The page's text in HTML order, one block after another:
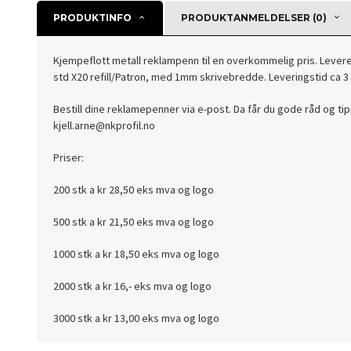
PRODUKTINFO PRODUKTANMELDELSER (0)
Kjempeflott metall reklampenn til en overkommelig pris.
std X20 refill/Patron, med 1mm skrivebredde. Leveringstid ca
Bestill dine reklamepenner via e-post. Da får du gode råd og
kjell.arne@nkprofil.no
Priser:
200 stk a kr 28,50 eks mva og logo
500 stk a kr 21,50 eks mva og logo
1000 stk a kr 18,50 eks mva og logo
2000 stk a kr 16,- eks mva og logo
3000 stk a kr 13,00 eks mva og logo